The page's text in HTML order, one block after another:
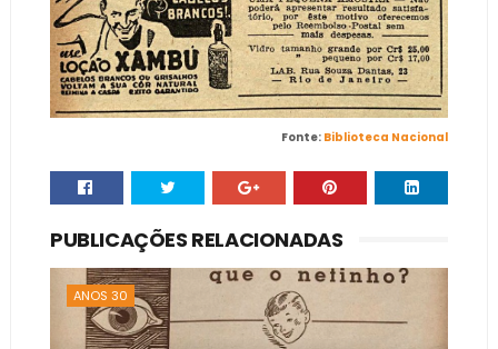
Fonte: Biblioteca Nacional
PUBLICAÇÕES RELACIONADAS
ANOS 30